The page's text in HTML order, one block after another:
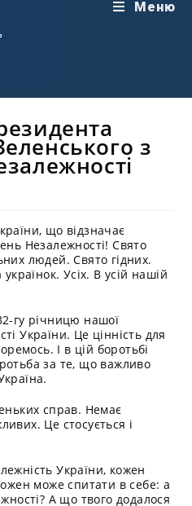
Меню
з
що відзначає
Незалежності! Свято
людей. Свято гідних.
Усіх. В усій нашій
гу річницю нашої
України. Це цінність для
І в цій боротьбі
за те, що важливо
справ. Немає
Це стосується і
України, кожен
може спитати в себе: а
А що твого додалося